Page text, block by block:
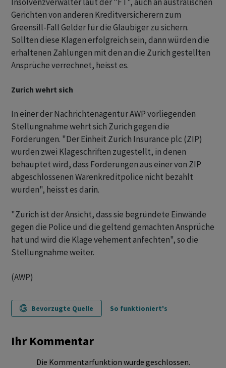
Insolvenzverwalter laut der "FT", auch an australischen
Gerichten von anderen Kreditversicherern zum
Greensill-Fall Gelder für die Gläubiger zu sichern.
Sollten diese Klagen erfolgreich sein, dann würden die
erhaltenen Zahlungen mit den an die Zurich gestellten
Ansprüche verrechnet, heisst es.
Zurich wehrt sich
In einer der Nachrichtenagentur AWP vorliegenden
Stellungnahme wehrt sich Zurich gegen die
Forderungen. "Der Einheit Zurich Insurance plc (ZIP)
wurden zwei Klageschriften zugestellt, in denen
behauptet wird, dass Forderungen aus einer von ZIP
abgeschlossenen Warenkreditpolice nicht bezahlt
wurden", heisst es darin.
"Zurich ist der Ansicht, dass sie begründete Einwände
gegen die Police und die geltend gemachten Ansprüche
hat und wird die Klage vehement anfechten", so die
Stellungnahme weiter.
(AWP)
Bevorzugte Quelle So funktioniert's
Ihr Kommentar
Die Kommentarfunktion wurde geschlossen.